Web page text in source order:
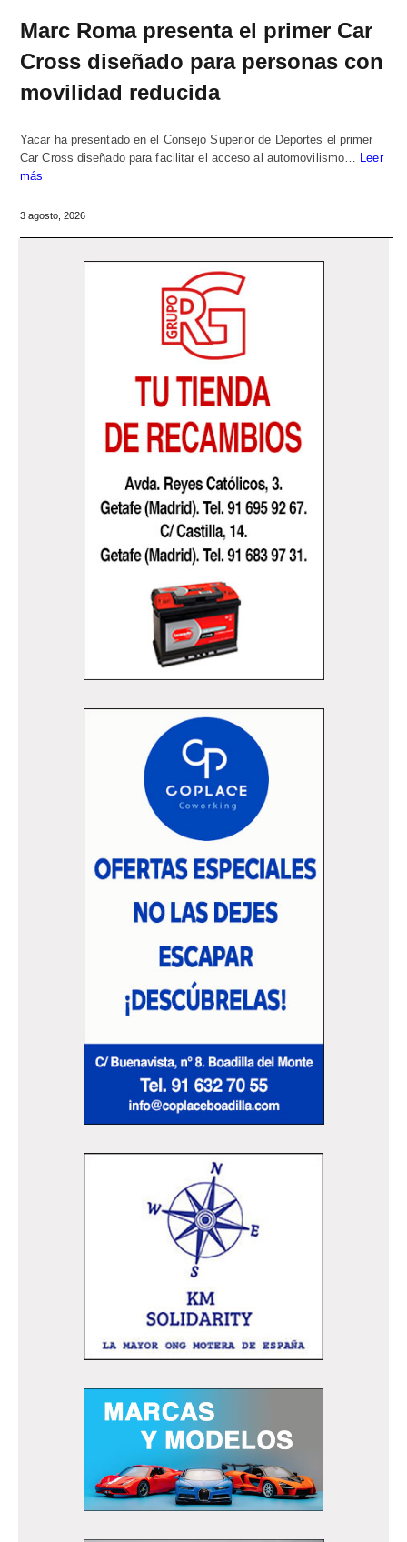
Marc Roma presenta el primer Car
Cross diseñado para personas con
movilidad reducida
Yacar ha presentado en el Consejo Superior de Deportes el primer
Car Cross diseñado para facilitar el acceso al automovilismo…
Leer
más
3 agosto, 2026